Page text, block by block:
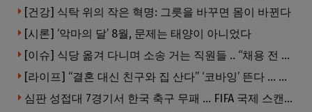
[건강] 식탁 위의 작은 혁명: 그릇을 바꾸면 몸이 바뀐다
[시론] ‘악마의 달’ 8월, 문제는 태양이 아니었다
[이슈] 식당 옮겨 다니며 소송 거는 직원들 .. “채용 전 반드시 확인해야”
[라이프] “결혼 대신 친구와 집 산다” ‘코바잉’ 뜬다 … 내 집 마련 공식 바뀌었다
심판 성접대 7경기서 한국 축구 무패 … FIFA 국제 스캔들 번지나